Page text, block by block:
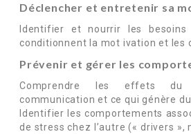
Déclencher et entretenir sa
Identifier et nourrir les besoins
conditionnent la mot ivation et les
Prévenir et gérer les
Comprendre les effets
communication et ce qui génère
Identifier les comportements
de stress chez l’autre (« drivers »,